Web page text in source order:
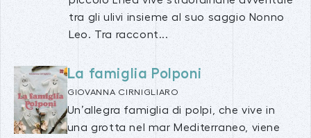
tra gli ulivi insieme al suo saggio Nonno
Leo. Tra raccont...
La famiglia Polponi
GIOVANNA CIRNIGLIARO
Un’allegra famiglia di polpi, che vive in
una grotta nel mar Mediterraneo, viene